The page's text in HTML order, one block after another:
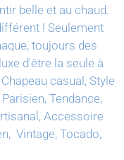
belle et au chaud.
! Seulement
toujours des
d'être la seule à
Chapeau casual, Style
Tendance,
Accessoire
Vintage, Tocado,